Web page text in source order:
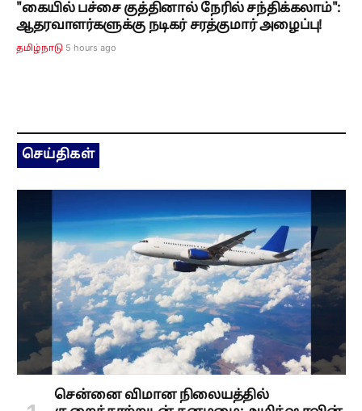
"கையில் பச்சை குத்தினால் நேரில் சந்திக்கலாம்":
ஆதரவாளர்களுக்கு நடிகர் சரத்குமார் அழைப்பு!
தமிழ்நாடு 5 hours ago
செய்திகள்
சென்னை விமான நிலையத்தில்